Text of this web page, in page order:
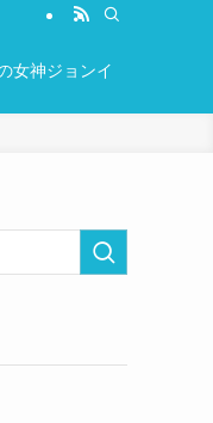
女神ジョンイ